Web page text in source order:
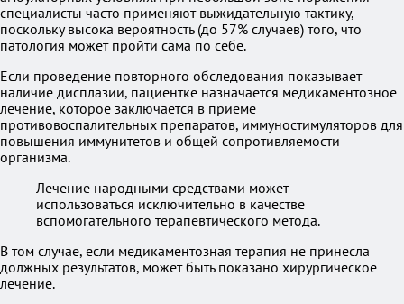
специалисты часто применяют выжидательную тактику,
поскольку высока вероятность (до 57% случаев) того, что
патология может пройти сама по себе.
Если проведение повторного обследования показывает
наличие дисплазии, пациентке назначается медикаментозное
лечение, которое заключается в приеме
противовоспалительных препаратов, иммуностимуляторов для
повышения иммунитетов и общей сопротивляемости
организма.
Лечение народными средствами может
использоваться исключительно в качестве
вспомогательного терапевтического метода.
В том случае, если медикаментозная терапия не принесла
должных результатов, может быть показано хирургическое
лечение.